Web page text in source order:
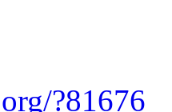
?81676